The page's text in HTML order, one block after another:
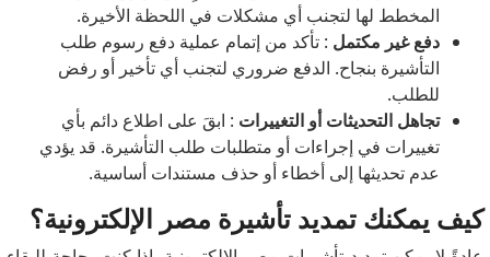
المخطط لها لتجنب أي مشكلات في اللحظة الأخيرة.
دفع غير مكتمل : تأكد من إتمام عملية دفع رسوم طلب
التأشيرة بنجاح. الدفع ضروري لتجنب أي تأخير أو رفض
للطلب.
تجاهل التحديثات أو التغييرات : ابقَ على اطلاع دائم بأي
تغييرات في إجراءات أو متطلبات طلب التأشيرة. قد يؤدي
عدم تحديثها إلى أخطاء أو حذف مستندات أساسية.
كيف يمكنك تمديد تأشيرة مصر الإلكترونية؟